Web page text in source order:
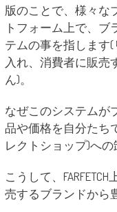
版のことで、様々な
トフォーム上で、ブ
テムの事を指します
入れ、消費者に販売
ん)。
なぜこのシステムが
品や価格を自分たち
レクトショップ)への
こうして、
売するブランドから